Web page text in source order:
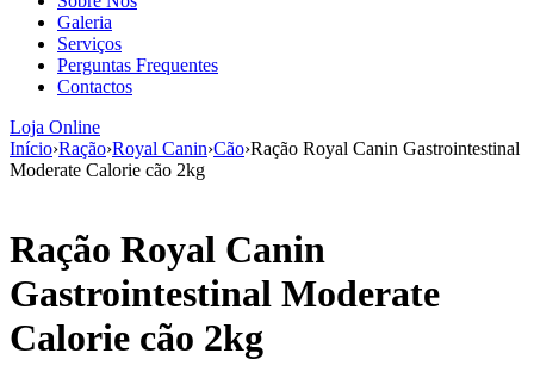
Galeria
Serviços
Perguntas Frequentes
Contactos
Loja Online
Início›Ração›Royal Canin›Cão›Ração Royal Canin Gastrointestinal
Moderate Calorie cão 2kg
Ração Royal Canin
Gastrointestinal Moderate
Calorie cão 2kg
aumenta a
probabilidade
de ver
conteúdo e
ofertas